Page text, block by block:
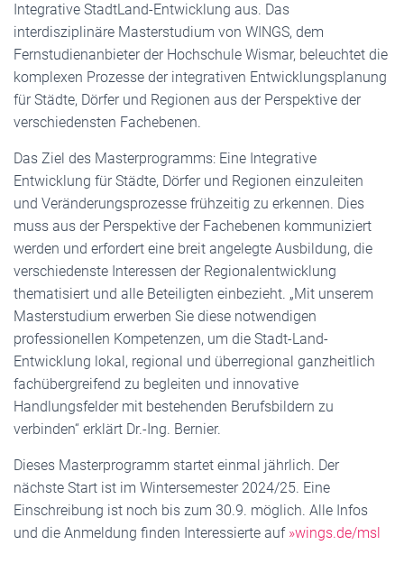
Integrative StadtLand-Entwicklung aus. Das
interdisziplinäre Masterstudium von WINGS, dem
Fernstudienanbieter der Hochschule Wismar, beleuchtet die
komplexen Prozesse der integrativen Entwicklungsplanung
für Städte, Dörfer und Regionen aus der Perspektive der
verschiedensten Fachebenen.
Das Ziel des Masterprogramms: Eine Integrative
Entwicklung für Städte, Dörfer und Regionen einzuleiten
und Veränderungsprozesse frühzeitig zu erkennen. Dies
muss aus der Perspektive der Fachebenen kommuniziert
werden und erfordert eine breit angelegte Ausbildung, die
verschiedenste Interessen der Regionalentwicklung
thematisiert und alle Beteiligten einbezieht. „Mit unserem
Masterstudium erwerben Sie diese notwendigen
professionellen Kompetenzen, um die Stadt-Land-
Entwicklung lokal, regional und überregional ganzheitlich
fachübergreifend zu begleiten und innovative
Handlungsfelder mit bestehenden Berufsbildern zu
verbinden“ erklärt Dr.-Ing. Bernier.
Dieses Masterprogramm startet einmal jährlich. Der
nächste Start ist im Wintersemester 2024/25. Eine
Einschreibung ist noch bis zum 30.9. möglich. Alle Infos
und die Anmeldung finden Interessierte auf »wings.de/msl